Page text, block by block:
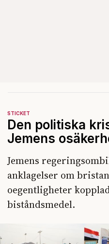
STICKET
Den politiska
Jemens
Jemens
anklagelser om
oegentligheter
biståndsmedel.